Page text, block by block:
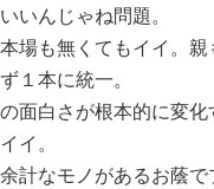
いんじゃね問題。
場も無くてもイイ。
１本に統一。
面白さが根本的に変
イ。
計なモノがあるお蔭